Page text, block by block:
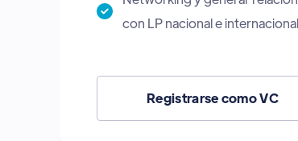
Registrarse como CVC